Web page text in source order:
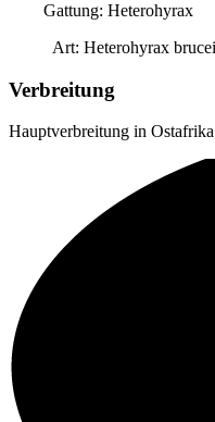
Gattung: Heterohyrax
Art: Heterohyrax brucei
Verbreitung
Hauptverbreitung in